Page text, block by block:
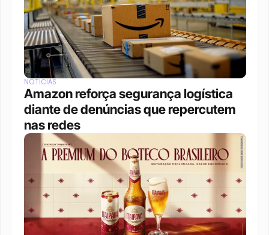
NOTÍCIAS
Amazon reforça segurança logística
diante de denúncias que repercutem
nas redes